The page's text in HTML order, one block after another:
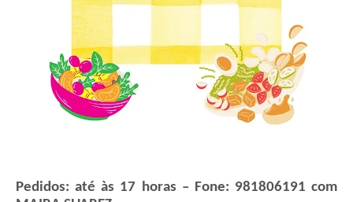
Pedidos: até às 17 horas – Fone: 981806191 com